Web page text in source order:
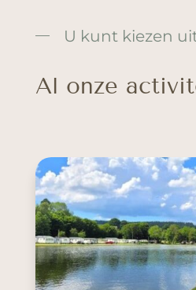
U kunt kiezen
Al onze